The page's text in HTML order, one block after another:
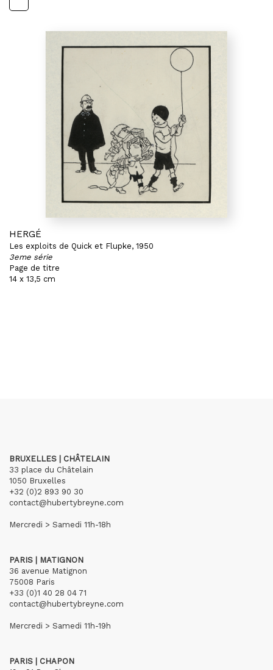
HERGÉ
Les exploits de Quick et Flupke, 1950
3eme série
Page de titre
14 x 13,5 cm
BRUXELLES | CHÂTELAIN
33 place du Châtelain
1050 Bruxelles
+32 (0)2 893 90 30
contact@hubertybreyne.com
Mercredi > Samedi 11h-18h
PARIS | MATIGNON
36 avenue Matignon
75008 Paris
+33 (0)1 40 28 04 71
contact@hubertybreyne.com
Mercredi > Samedi 11h-19h
PARIS | CHAPON